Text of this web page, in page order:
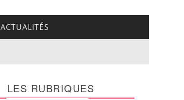
ACTUALITÉS
LES RUBRIQUES